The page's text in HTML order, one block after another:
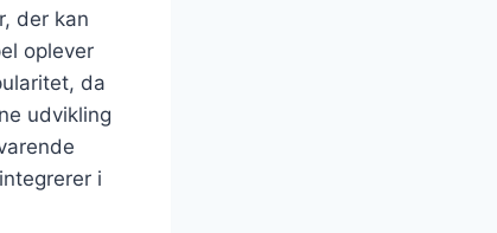
der kan
oplever
da
udvikling
i